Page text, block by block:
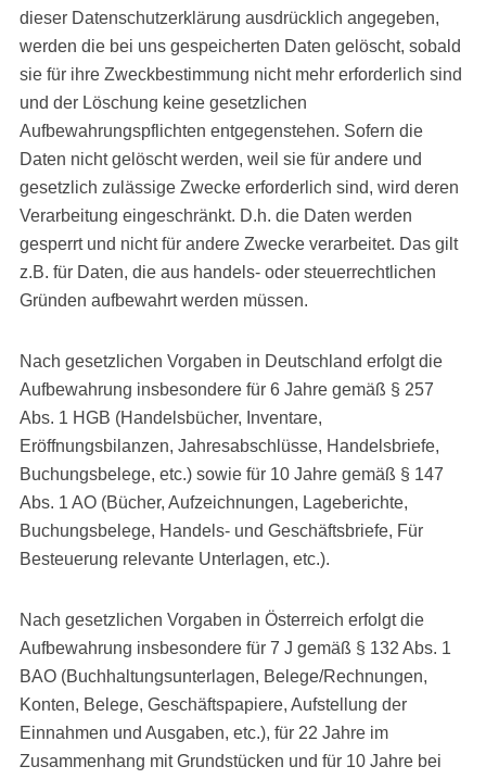
dieser Datenschutzerklärung ausdrücklich angegeben,
werden die bei uns gespeicherten Daten gelöscht, sobald
sie für ihre Zweckbestimmung nicht mehr erforderlich sind
und der Löschung keine gesetzlichen
Aufbewahrungspflichten entgegenstehen. Sofern die
Daten nicht gelöscht werden, weil sie für andere und
gesetzlich zulässige Zwecke erforderlich sind, wird deren
Verarbeitung eingeschränkt. D.h. die Daten werden
gesperrt und nicht für andere Zwecke verarbeitet. Das gilt
z.B. für Daten, die aus handels- oder steuerrechtlichen
Gründen aufbewahrt werden müssen.
Nach gesetzlichen Vorgaben in Deutschland erfolgt die
Aufbewahrung insbesondere für 6 Jahre gemäß § 257
Abs. 1 HGB (Handelsbücher, Inventare,
Eröffnungsbilanzen, Jahresabschlüsse, Handelsbriefe,
Buchungsbelege, etc.) sowie für 10 Jahre gemäß § 147
Abs. 1 AO (Bücher, Aufzeichnungen, Lageberichte,
Buchungsbelege, Handels- und Geschäftsbriefe, Für
Besteuerung relevante Unterlagen, etc.).
Nach gesetzlichen Vorgaben in Österreich erfolgt die
Aufbewahrung insbesondere für 7 J gemäß § 132 Abs. 1
BAO (Buchhaltungsunterlagen, Belege/Rechnungen,
Konten, Belege, Geschäftspapiere, Aufstellung der
Einnahmen und Ausgaben, etc.), für 22 Jahre im
Zusammenhang mit Grundstücken und für 10 Jahre bei